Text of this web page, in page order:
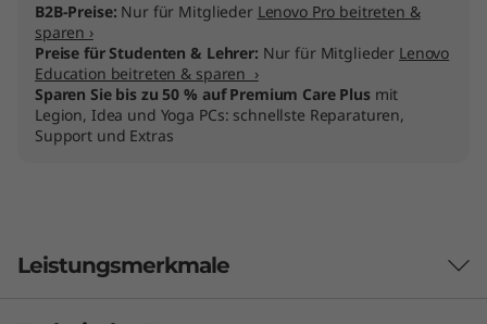
B2B-Preise: Nur für Mitglieder Lenovo Pro beitreten &
sparen ›
Preise für Studenten & Lehrer: Nur für Mitglieder Lenovo
Education beitreten & sparen ›
Sparen Sie bis zu 50 % auf Premium Care Plusmit
Legion, Idea und Yoga PCs: schnellste Reparaturen,
Support und Extras
Leistungsmerkmale